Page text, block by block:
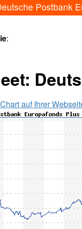
Postbank
:
auf Ihrer